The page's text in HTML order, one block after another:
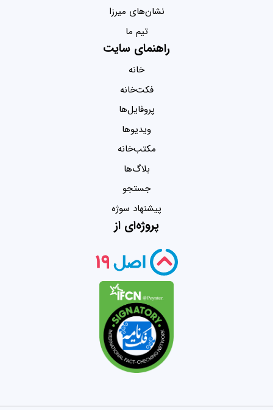
نشان‌های میرزا
تیم ما
راهنمای سایت
خانه
فکت‌خانه
پروفایل‌ها
ویدیو‌ها
مکتب‌خانه
بلاگ‌ها
جستجو
پیشنهاد سوژه
پروژه‌ای از